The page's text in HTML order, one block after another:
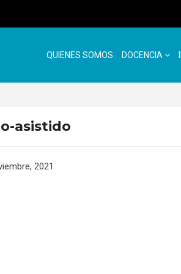
QUIENES SOMOS DOCENCIA
asistido
2021